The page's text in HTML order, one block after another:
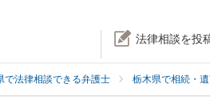
法律相談を投
で法律相談できる弁護士 栃木県で相続・